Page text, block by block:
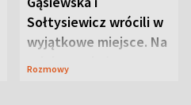
Sołtysiewicz wrócili w
wyjątkowe miejsce. Na
szlaku czekał
Rozmowy